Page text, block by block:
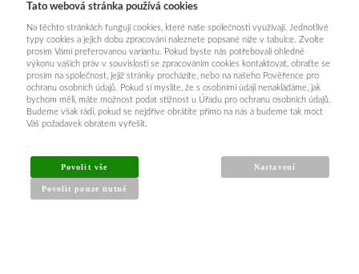
Tato webová stránka používá cookies
Na těchto stránkách fungují cookies, které naše společnosti využívají. Jednotlivé
typy cookies a jejich dobu zpracování naleznete popsané níže v tabulce. Zvolte
prosím Vámi preferovanou variantu. Pokud byste nás potřebovali ohledně
výkonu vašich práv v souvislosti se zpracováním cookies kontaktovat, obraťte se
prosím na společnost, jejíž stránky procházíte, nebo na našeho Pověřence pro
ochranu osobních údajů. Pokud si myslíte, že s osobními údaji nenakládáme, jak
bychom měli, máte možnost podat stížnost u Úřadu pro ochranu osobních údajů.
Budeme však rádi, pokud se nejdříve obrátíte přímo na nás a budeme tak moct
Váš požadavek obratem vyřešit.
Povolit vše
Povolit pouze nutné
Nastavení